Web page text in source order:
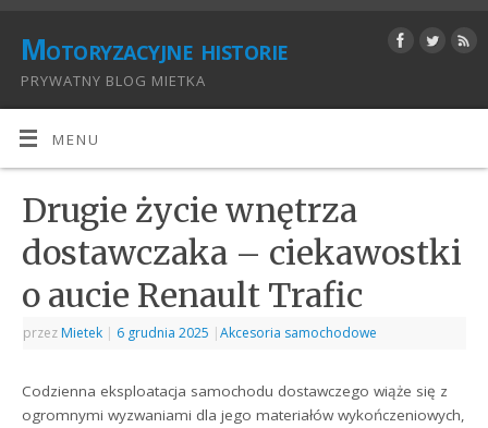
Motoryzacyjne historie
PRYWATNY BLOG MIETKA
MENU
Drugie życie wnętrza
dostawczaka – ciekawostki
o aucie Renault Trafic
przez Mietek | 6 grudnia 2025 |Akcesoria samochodowe
Codzienna eksploatacja samochodu dostawczego wiąże się z
ogromnymi wyzwaniami dla jego materiałów wykończeniowych,